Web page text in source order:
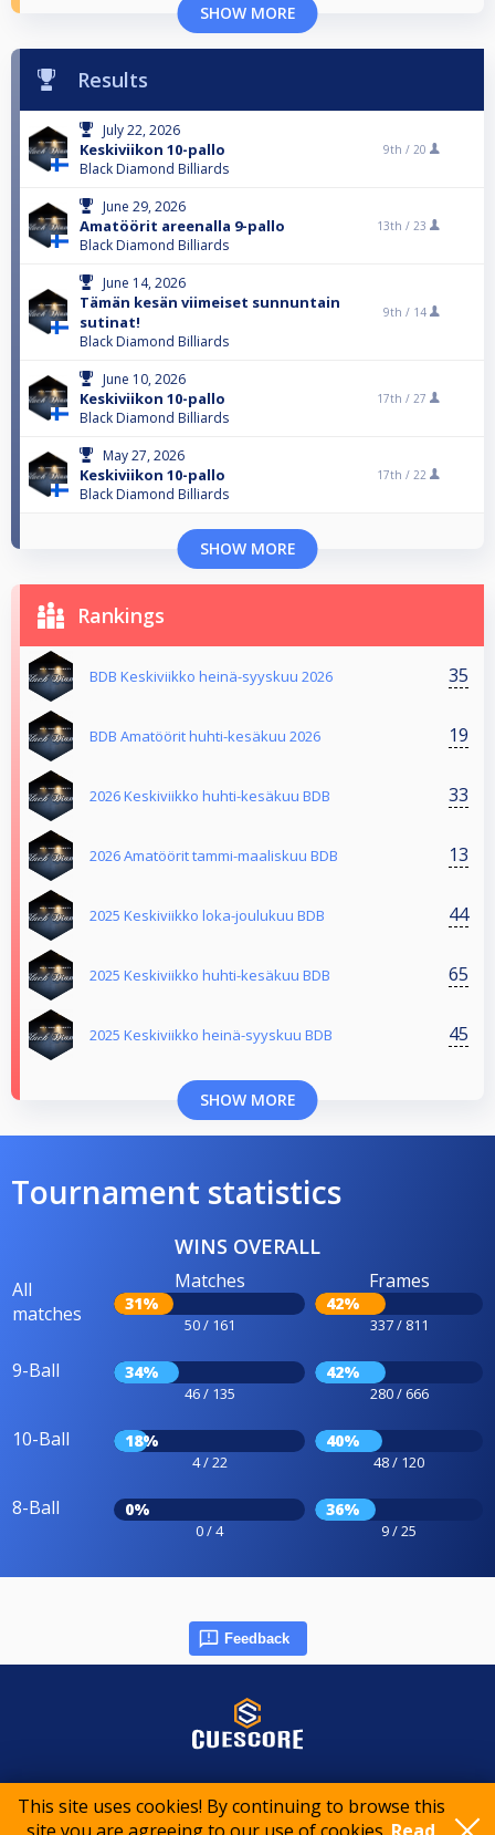
This site uses cookies! By continuing to browse this
SHOW MORE
Results
July 22, 2026
Keskiviikon 10-pallo
Black Diamond Billiards
9th / 20
June 29, 2026
Amatöörit areenalla 9-pallo
Black Diamond Billiards
13th / 23
June 14, 2026
Tämän kesän viimeiset sunnuntain
sutinat!
Black Diamond Billiards
9th / 14
June 10, 2026
Keskiviikon 10-pallo
Black Diamond Billiards
17th / 27
May 27, 2026
Keskiviikon 10-pallo
Black Diamond Billiards
17th / 22
SHOW MORE
Rankings
BDB Keskiviikko heinä-syyskuu 2026 35
BDB Amatöörit huhti-kesäkuu 2026 19
2026 Keskiviikko huhti-kesäkuu BDB 33
2026 Amatöörit tammi-maaliskuu BDB 13
2025 Keskiviikko loka-joulukuu BDB 44
2025 Keskiviikko huhti-kesäkuu BDB 65
2025 Keskiviikko heinä-syyskuu BDB 45
SHOW MORE
Tournament statistics
WINS OVERALL
All
matches
Matches
31%
50 / 161
Frames
42%
337 / 811
9-Ball 34%
46 / 135
42%
280 / 666
10-Ball 18%
4 / 22
40%
48 / 120
8-Ball 0%
0 / 4
36%
9 / 25
Feedback
© 2015-2026 CueScore International